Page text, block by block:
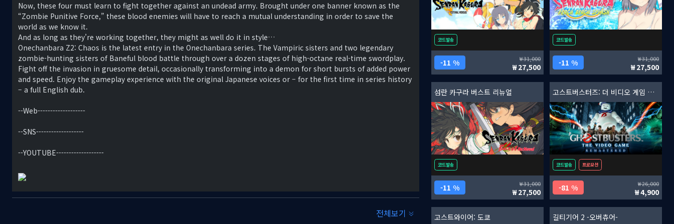
Now, these four must learn to fight together against an undead army. Brought under one banner known as the
“Zombie Punitive Force,” these blood enemies will have to reach a mutual understanding in order to save the
world as we know it.
And as long as they’re working together, they might as well do it in style…
Onechanbara Z2: Chaos is the latest entry in the Onechanbara series. The Vampiric sisters and two legendary
zombie-hunting sisters of Baneful blood battle through over a dozen stages of high-octane real-time swordplay.
Fight off the invasion in gruesome detail, occasionally transforming into a demon for short bursts of added power
and speed. Enjoy the gameplay experience with the original Japanese voices or – for the first time in series history
– a full English dub.
--Web-------------------
--SNS-------------------
--YOUTUBE-------------------
전체보기
코드발송
11 % 31,000
27,500
코드발송
11 % 31,000
27,500
섬란 카구라 버스트 리뉴얼
코드발송
11 % 31,000
27,500
고스트버스터즈: 더 비디오 게임 리마스터드
코드발송 프로모션
81 % 26,000
4,900
고스트와이어: 도쿄 길티기어 2 -오버츄어-